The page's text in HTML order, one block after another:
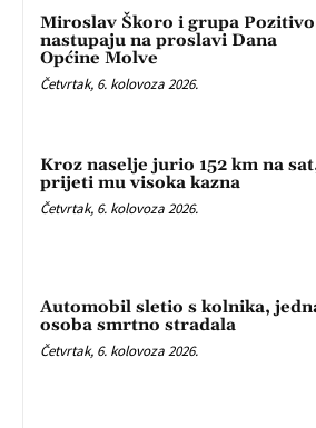
Miroslav Škoro i grupa Pozitivo
nastupaju na proslavi Dana
Općine Molve
Četvrtak, 6. kolovoza 2026.
Kroz naselje jurio 152 km na
prijeti mu visoka kazna
Četvrtak, 6. kolovoza 2026.
Automobil sletio s kolnika,
osoba smrtno stradala
Četvrtak, 6. kolovoza 2026.